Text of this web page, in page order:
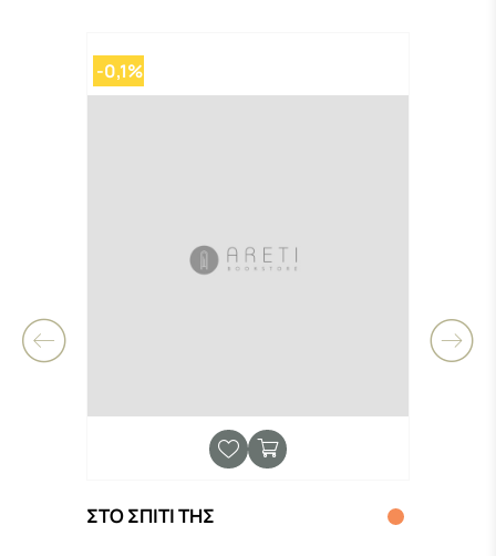
-0,1%
ΣΤΟ ΣΠΙΤΙ ΤΗΣ